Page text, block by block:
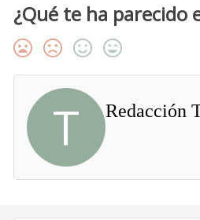
¿Qué te ha parecido
T Redacción